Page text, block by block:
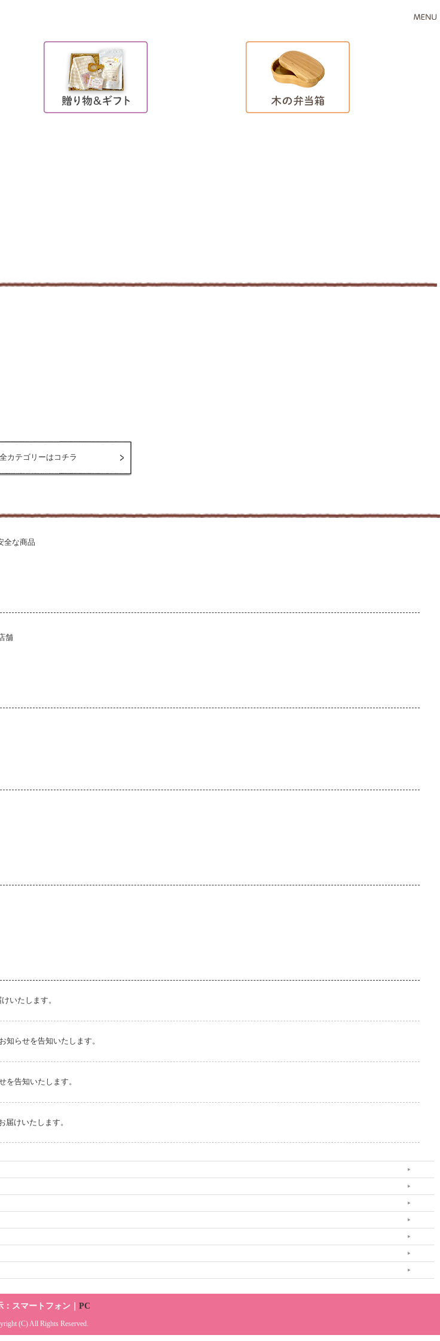
全カテゴリーはコチラ
全な商品
舗
いたします。
知らせを告知いたします。
を告知いたします。
けいたします。
：スマートフォン｜ PC
(C) All Rights Reserved.